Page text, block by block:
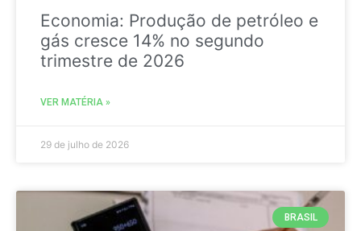
Economia: Produção de petróleo e
gás cresce 14% no segundo
trimestre de 2026
VER MATÉRIA »
29 de julho de 2026
BRASIL